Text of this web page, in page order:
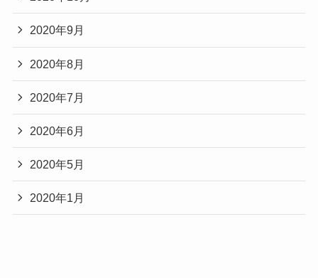
2020年9月
2020年8月
2020年7月
2020年6月
2020年5月
2020年1月